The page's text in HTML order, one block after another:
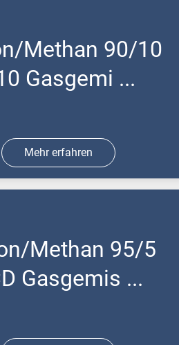
Methan 90/10
Gasgemi ...
Mehr erfahren
Methan 95/5
Gasgemis ...